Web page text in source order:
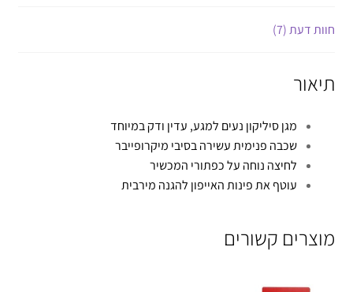
חוות דעת (7)
תיאור
מגן סיליקון נעים למגע, עדין ודק במיוחד
שכבה פנימית עשירה בסיבי מיקרופייבר
לחיצה נוחה על כפתורי המכשיר
עוטף את פינות האייפון להגנה מירבית
מוצרים קשורים